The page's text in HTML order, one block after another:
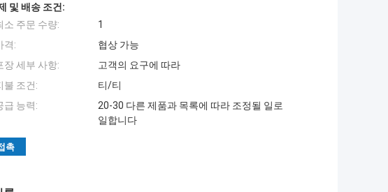
및 배송 조건:
소 주문 수량:
1
격:
협상 가능
장 세부 사항:
고객의 요구에 따라
불 조건:
티/티
급 능력:
20-30 다른 제품과 목록에 따라 조정될 일로
일합니다
촉